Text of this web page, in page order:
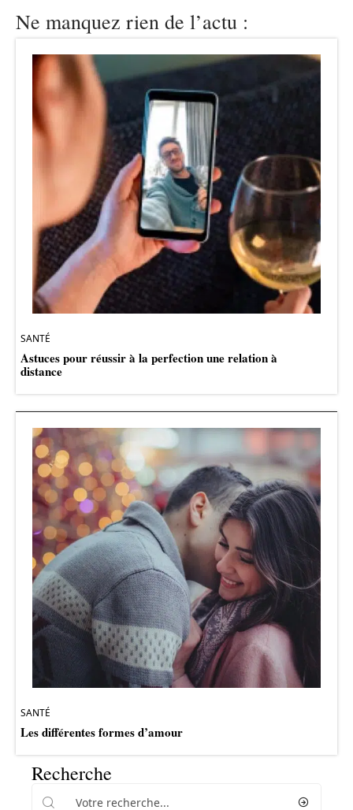
Ne manquez rien de l’actu :
SANTÉ
Astuces pour réussir à la perfection une relation à
distance
SANTÉ
Les différentes formes d’amour
Recherche